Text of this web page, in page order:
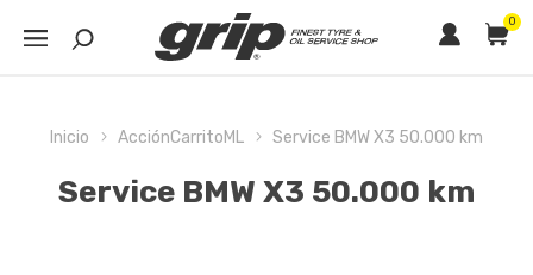
0
Inicio AcciónCarritoML Service BMW X3 50.000 km
Service BMW X3 50.000 km